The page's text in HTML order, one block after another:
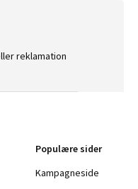
reklamation
Populære sider
Kampagneside